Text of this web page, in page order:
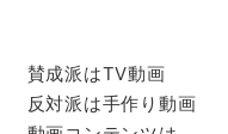
賛成派はTV動画
反対派は手作り動画